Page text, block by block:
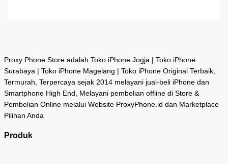
Proxy Phone Store adalah Toko iPhone Jogja | Toko iPhone
Surabaya | Toko iPhone Magelang | Toko iPhone Original Terbaik,
Termurah, Terpercaya sejak 2014 melayani jual-beli iPhone dan
Smartphone High End, Melayani pembelian offline di Store &
Pembelian Online melalui Website ProxyPhone.id dan Marketplace
Pilihan Anda
Produk